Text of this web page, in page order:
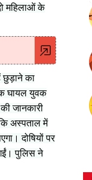
महिलाओं के
छुड़ाने का
घायल युवक
जानकारी
अस्पताल में
दोषियों पर
पुलिस ने